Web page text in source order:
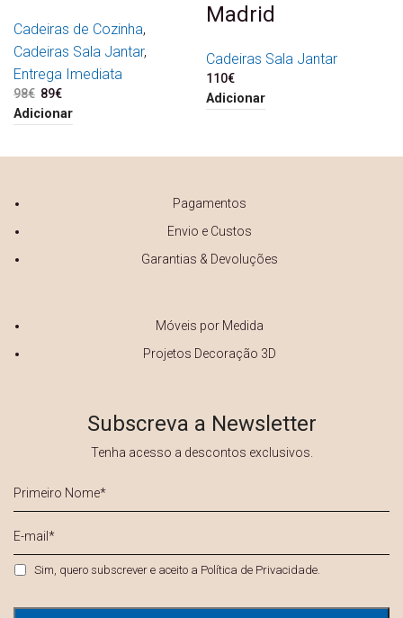
Cadeiras de Cozinha,
Cadeiras Sala Jantar,
Entrega Imediata
98€ O preço original era: 98€.
89€
Adicionar
Madrid
Cadeiras Sala Jantar
110€
Adicionar
Pagamentos
Envio e Custos
Garantias & Devoluções
Móveis por Medida
Projetos Decoração 3D
Subscreva a Newsletter
Tenha acesso a descontos exclusivos.
Nome
*
mail
Privacidade *
Sim, quero subscrever e aceito a Política de Privacidade.